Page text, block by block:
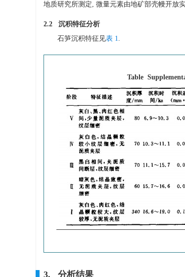
地质研究所测定, 微量元素由地矿部壳幔开放
2.2 沉积特征分析
石笋沉积特征见表 1.
Table
3. 分析结果